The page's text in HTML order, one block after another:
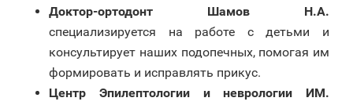
Доктор-ортодонт Шамов Н.А.
специализируется на работе с детьми и
консультирует наших подопечных, помогая им
формировать и исправлять прикус.
Центр Эпилептологии и неврологии ИМ.